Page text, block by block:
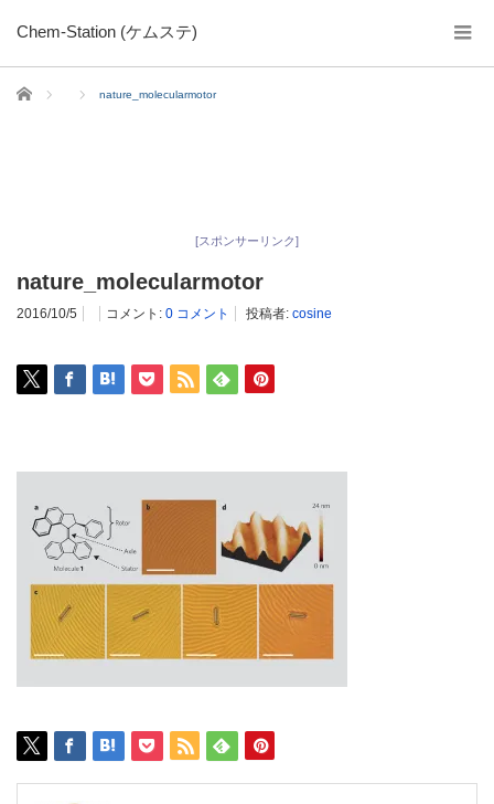
Chem-Station (ケムステ)
ホーム nature_molecularmotor
[スポンサーリンク]
nature_molecularmotor
2016/10/5 コメント: 0 コメント 投稿者: cosine